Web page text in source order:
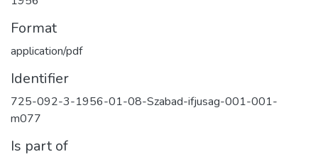
Format
application/pdf
Identifier
725-092-3-1956-01-08-Szabad-ifjusag-001-001-
m077
Is part of